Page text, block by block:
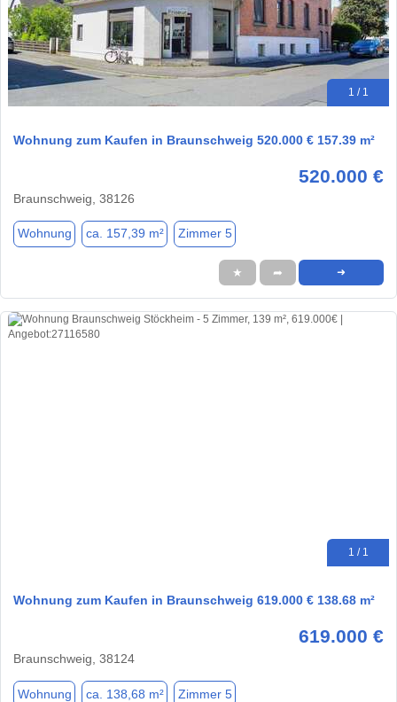
1 / 1
Wohnung zum Kaufen in Braunschweig 520.000 € 157.39 m²
520.000 €
Braunschweig, 38126
Wohnung ca. 157,39 m² Zimmer 5
★ ➦ ➜
1 / 1
Wohnung zum Kaufen in Braunschweig 619.000 € 138.68 m²
619.000 €
Braunschweig, 38124
Wohnung ca. 138,68 m² Zimmer 5